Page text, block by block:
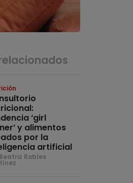
‘girl
y alimentos
por la
artificial
Robles